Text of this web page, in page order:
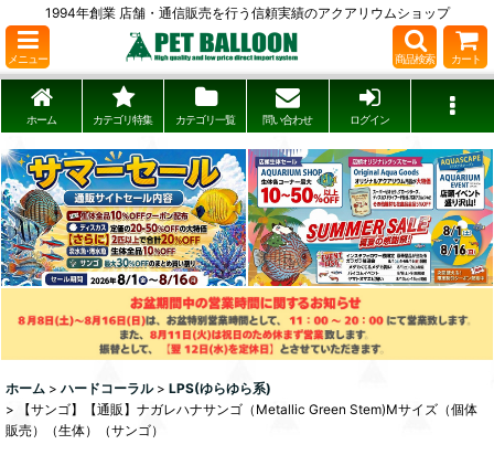
1994年創業 店舗・通信販売を行う信頼実績のアクアリウムショップ
メニュー 商品検索 カート
ホーム カテゴリ特集 カテゴリ一覧 問い合わせ ログイン
ホーム > ハードコーラル > LPS(ゆらゆら系)
>
【サンゴ】【通販】ナガレハナサンゴ（Metallic Green Stem)Mサイズ（個体
販売）（生体）（サンゴ）